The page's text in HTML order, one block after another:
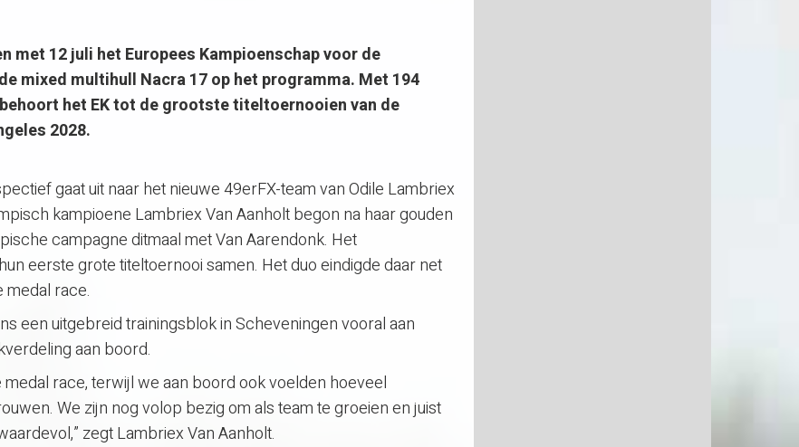
met 12 juli het Europees Kampioenschap voor de
mixed multihull Nacra 17 op het programma. Met 194
het EK tot de grootste titeltoernooien van de
2028.
gaat uit naar het nieuwe 49erFX-team van Odile Lambriex
kampioene Lambriex Van Aanholt begon na haar gouden
campagne ditmaal met Van Aarendonk. Het
eerste grote titeltoernooi samen. Het duo eindigde daar net
medal race.
een uitgebreid trainingsblok in Scheveningen vooral aan
aan boord.
race, terwijl we aan boord ook voelden hoeveel
We zijn nog volop bezig om als team te groeien en juist
zegt Lambriex Van Aanholt.